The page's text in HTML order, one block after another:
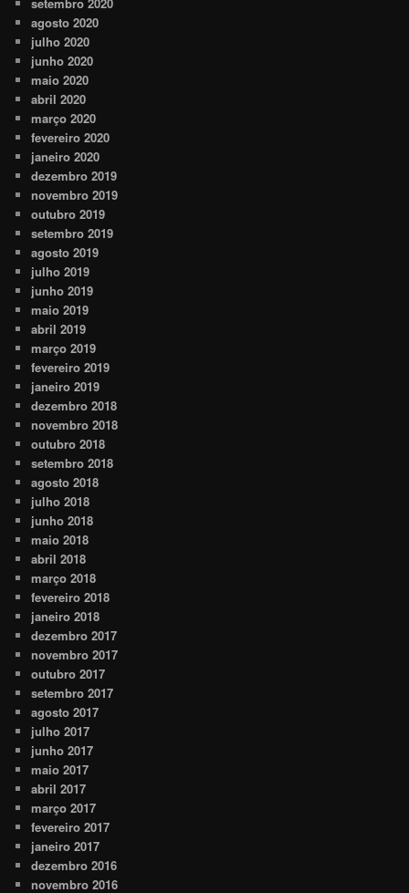
agosto 2020
julho 2020
junho 2020
maio 2020
abril 2020
março 2020
fevereiro 2020
janeiro 2020
dezembro 2019
novembro 2019
outubro 2019
setembro 2019
agosto 2019
julho 2019
junho 2019
maio 2019
abril 2019
março 2019
fevereiro 2019
janeiro 2019
dezembro 2018
novembro 2018
outubro 2018
setembro 2018
agosto 2018
julho 2018
junho 2018
maio 2018
abril 2018
março 2018
fevereiro 2018
janeiro 2018
dezembro 2017
novembro 2017
outubro 2017
setembro 2017
agosto 2017
julho 2017
junho 2017
maio 2017
abril 2017
março 2017
fevereiro 2017
janeiro 2017
dezembro 2016
novembro 2016